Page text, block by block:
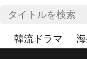
韓流ドラマ